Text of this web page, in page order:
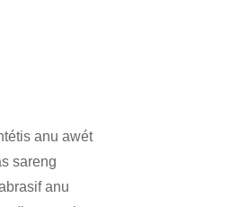
anu awét
sareng
anu